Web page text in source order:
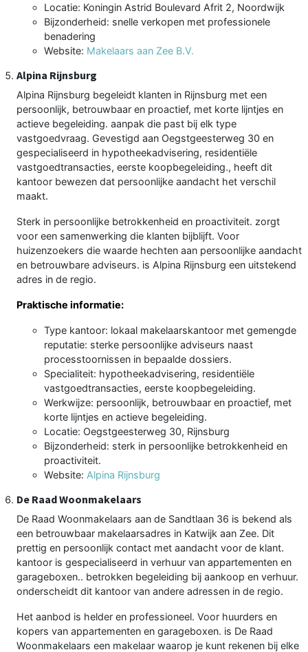
Locatie: Koningin Astrid Boulevard Afrit 2, Noordwijk
Bijzonderheid: snelle verkopen met professionele
benadering
Website: Makelaars aan Zee B.V.
Alpina Rijnsburg
Alpina Rijnsburg begeleidt klanten in Rijnsburg met een
persoonlijk, betrouwbaar en proactief, met korte lijntjes en
actieve begeleiding. aanpak die past bij elk type
vastgoedvraag. Gevestigd aan Oegstgeesterweg 30 en
gespecialiseerd in hypotheekadvisering, residentiële
vastgoedtransacties, eerste koopbegeleiding., heeft dit
kantoor bewezen dat persoonlijke aandacht het verschil
maakt.
Sterk in persoonlijke betrokkenheid en proactiviteit. zorgt
voor een samenwerking die klanten bijblijft. Voor
huizenzoekers die waarde hechten aan persoonlijke aandacht
en betrouwbare adviseurs. is Alpina Rijnsburg een uitstekend
adres in de regio.
Praktische informatie:
Type kantoor: lokaal makelaarskantoor met gemengde
reputatie: sterke persoonlijke adviseurs naast
processtoornissen in bepaalde dossiers.
Specialiteit: hypotheekadvisering, residentiële
vastgoedtransacties, eerste koopbegeleiding.
Werkwijze: persoonlijk, betrouwbaar en proactief, met
korte lijntjes en actieve begeleiding.
Locatie: Oegstgeesterweg 30, Rijnsburg
Bijzonderheid: sterk in persoonlijke betrokkenheid en
proactiviteit.
Website: Alpina Rijnsburg
De Raad Woonmakelaars
De Raad Woonmakelaars aan de Sandtlaan 36 is bekend als
een betrouwbaar makelaarsadres in Katwijk aan Zee. Dit
prettig en persoonlijk contact met aandacht voor de klant.
kantoor is gespecialiseerd in verhuur van appartementen en
garageboxen.. betrokken begeleiding bij aankoop en verhuur.
onderscheidt dit kantoor van andere adressen in de regio.
Het aanbod is helder en professioneel. Voor huurders en
kopers van appartementen en garageboxen. is De Raad
Woonmakelaars een makelaar waarop je kunt rekenen bij elke